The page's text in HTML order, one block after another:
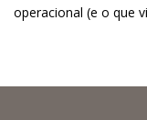
operacional (e o que